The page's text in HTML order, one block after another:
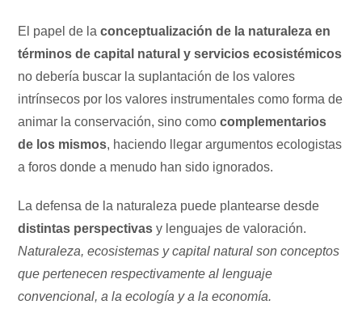
El papel de laconceptualización de la naturaleza en
términos de capital natural y servicios ecosistémicos
no debería buscar la suplantación de los valores
intrínsecos por los valores instrumentales como forma de
animar la conservación, sino comocomplementarios
de los mismos, haciendo llegar argumentos ecologistas
a foros donde a menudo han sido ignorados.
La defensa de la naturaleza puede plantearse desde
distintas perspectivas y lenguajes de valoración.
Naturaleza, ecosistemas y capital natural son conceptos
que pertenecen respectivamente al lenguaje
convencional, a la ecología y a la economía.